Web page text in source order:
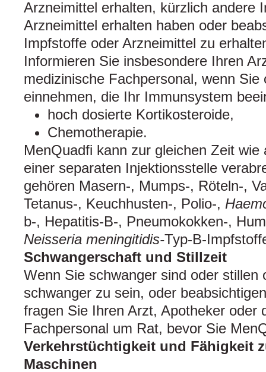
Arzneimittel erhalten, kürzlich andere
Arzneimittel erhalten haben oder
Impfstoffe oder Arzneimittel zu
Informieren Sie insbesondere Ihren
medizinische Fachpersonal, wenn
einnehmen, die Ihr Immunsystem
hoch dosierte Kortikosteroide,
Chemotherapie.
MenQuadfi kann zur gleichen Zeit
einer separaten Injektionsstelle
gehören Masern-, Mumps-, Röteln-,
Tetanus-, Keuchhusten-, Polio-,
b-, Hepatitis-B-, Pneumokokken-,
Neisseria meningitidis-Typ-B-
Schwangerschaft und Stillzeit
Wenn Sie schwanger sind oder stillen
schwanger zu sein, oder
fragen Sie Ihren Arzt, Apotheker oder
Fachpersonal um Rat, bevor Sie
Verkehrstüchtigkeit und Fähigkeit
Maschinen